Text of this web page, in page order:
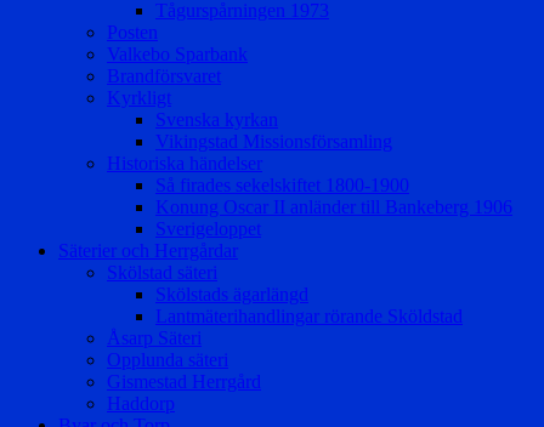
Tågurspårningen 1973
Posten
Valkebo Sparbank
Brandförsvaret
Kyrkligt
Svenska kyrkan
Vikingstad Missionsförsamling
Historiska händelser
Så firades sekelskiftet 1800-1900
Konung Oscar II anländer till Bankeberg 1906
Sverigeloppet
Säterier och Herrgårdar
Skölstad säteri
Skölstads ägarlängd
Lantmäterihandlingar rörande Sköldstad
Åsarp Säteri
Opplunda säteri
Gismestad Herrgård
Haddorp